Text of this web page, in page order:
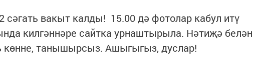
сәгать вакыт калды! 15.00 дә фотолар кабул итү
килгәннәре сайтка урнаштырыла. Нәтиҗә белән
көнне, танышырсыз. Ашыгыгыз, дуслар!